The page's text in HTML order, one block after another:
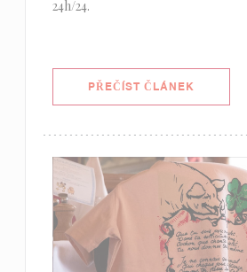
24h/24.
PŘEČÍST ČLÁNEK